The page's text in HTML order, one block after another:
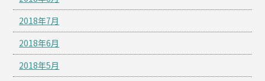
2018年7月
2018年6月
2018年5月